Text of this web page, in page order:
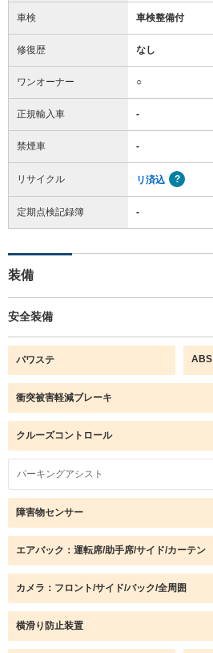
車検 車検整備付
修復歴 なし
ワンオーナー ○
正規輸入車 -
禁煙車 -
リサイクル リ済込
定期点検記録簿 -
装備
安全装備
パワステ ABS
衝突被害軽減ブレーキ
クルーズコントロール
パーキングアシスト
障害物センサー
エアバック：運転席/助手席/サイド/カーテン
カメラ：フロント/サイド/バック/全周囲
横滑り防止装置